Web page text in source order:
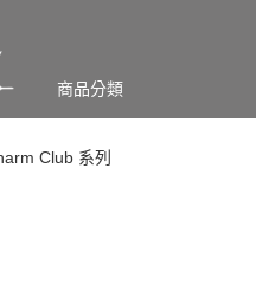
商品分類
Club 系列